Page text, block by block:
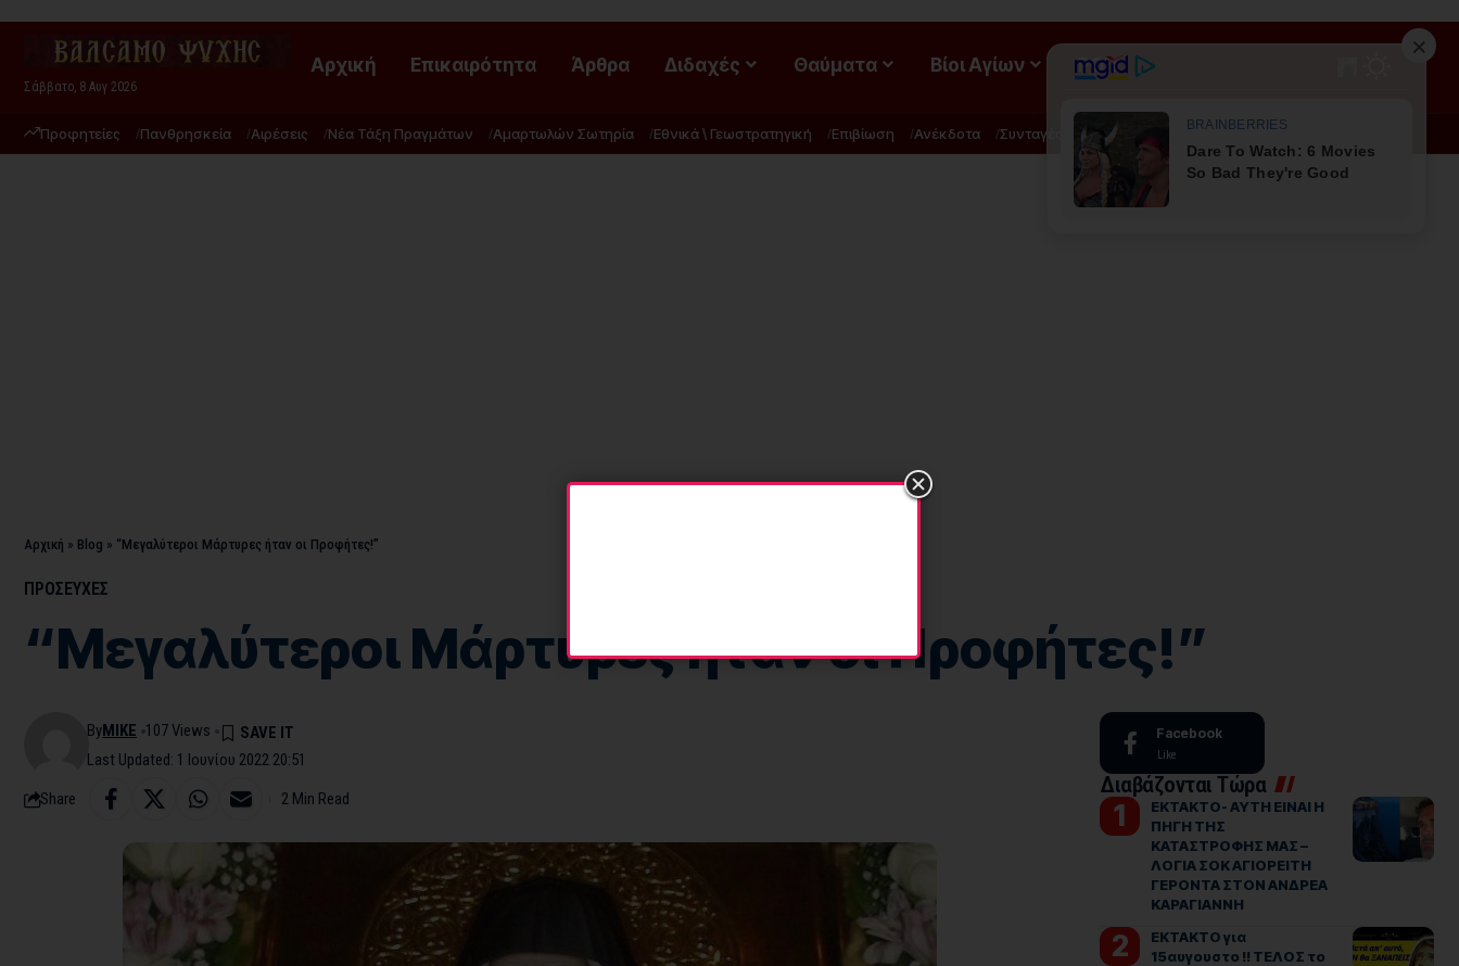
Σάββατο, 8 Αυγ 2026
Αρχική Επικαιρότητα Άρθρα Διδαχές Θαύματα Βίοι Αγίων ΡΟΗ
Προφητείες Πανθρησκεία Αιρέσεις Νέα Τάξη Πραγμάτων Αμαρτωλών Σωτηρία Εθνικά \ Γεωστρατηγική Επιβίωση Ανέκδοτα Συνταγές Διατροφή - Φυσική Ιατρική
Αρχική » Blog » “Μεγαλύτεροι Μάρτυρες ήταν οι Προφήτες!”
ΠΡΟΣΕΥΧΕΣ
“Μεγαλύτεροι Μάρτυρες ήταν οι Προφήτες!”
Last Updated: 1 Ιουνίου 2022 20:51
ByMIKE 107 Views
Share 2 Min Read
Facebook
Like
Διαβάζονται Τώρα
ΕΚΤΑΚΤΟ- ΑΥΤΗ ΕΙΝΑΙ Η
ΠΗΓΗ ΤΗΣ
ΚΑΤΑΣΤΡΟΦΗΣ ΜΑΣ –
ΛΟΓΙΑ ΣΟΚ ΑΓΙΟΡΕΙΤΗ
ΓΕΡΟΝΤΑ ΣΤΟΝ ΑΝΔΡΕΑ
ΚΑΡΑΓΙΑΝΝΗ
ΕΚΤΑΚΤΟ για
15αυγουστο !! ΤΕΛΟΣ το